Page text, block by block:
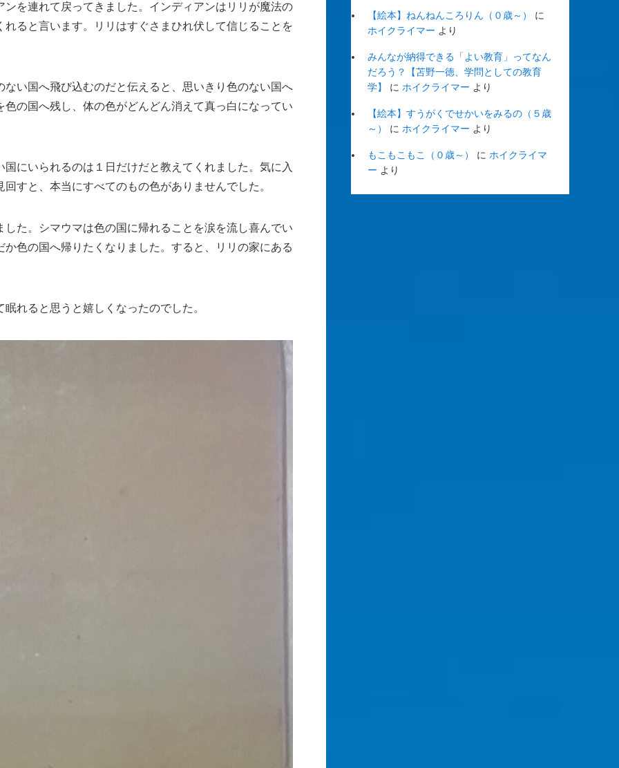
を連れて戻ってきました。インディアンはリリが魔法の
ると言います。リリはすぐさまひれ伏して信じることを
い国へ飛び込むのだと伝えると、思いきり色のない国へ
の国へ残し、体の色がどんどん消えて真っ白になってい
にいられるのは１日だけだと教えてくれました。気に入
すと、本当にすべてのもの色がありませんでした。
た。シマウマは色の国に帰れることを涙を流し喜んでい
色の国へ帰りたくなりました。すると、リリの家にある
れると思うと嬉しくなったのでした。
【絵本】ねんねんころりん（０歳～）
に
ホイクライマー より
みんなが納得できる「よい教育」ってなん
だろう？【苫野一徳、学問としての教育
学】
に ホイクライマー より
【絵本】すうがくでせかいをみるの（５歳
～）
に ホイクライマー より
もこもこもこ（０歳～） に ホイクライマ
ー より